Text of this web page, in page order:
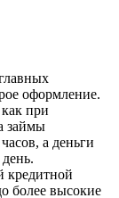
оформление.
при
займы
а деньги
кредитной
более высокие